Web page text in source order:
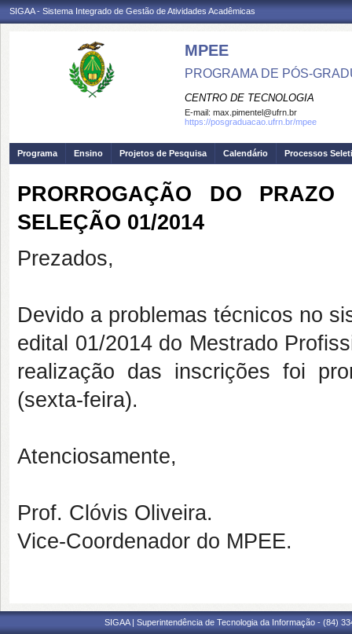
SIGAA - Sistema Integrado de Gestão de Atividades Acadêmicas
MPEE
PROGRAMA DE PÓS-
CENTRO DE TECNOLOGIA
E-mail: max.pimentel@ufrn.br
https://posgraduacao.ufrn.br/mpee
Programa Ensino Projetos de Pesquisa Calendário Processos
PRORROGAÇÃO DO
SELEÇÃO 01/2014
Prezados,
Devido a problemas técnicos no
edital 01/2014 do Mestrado
realização das inscrições foi
(sexta-feira).
Atenciosamente,
Prof. Clóvis Oliveira.
Vice-Coordenador do MPEE.
SIGAA | Superintendência de Tecnologia da Informação - (84)